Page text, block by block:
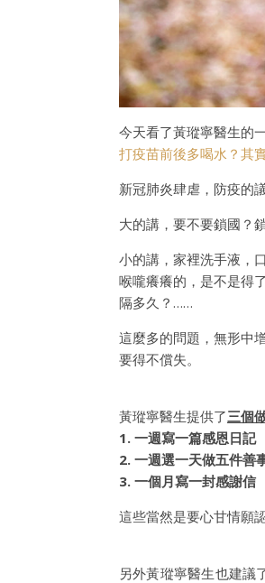
今天看了黃瑽寧醫生的
打疫苗前後多喝水？其
新冠肺炎肆虐，防疫的
大的講，要不要鎖國？
小的講，家裡洗手液，
喉嚨癢癢的，是不是得
隔多久？……
這麼多的問題，無形中
要得不償失。
黃瑽寧醫生提供了三個
1. 一週寫一篇感恩日記
2. 一週選一天做五件善
3. 一個月寫一封感謝信
這些當然是要心甘情願
另外黃瑽寧醫生也建議